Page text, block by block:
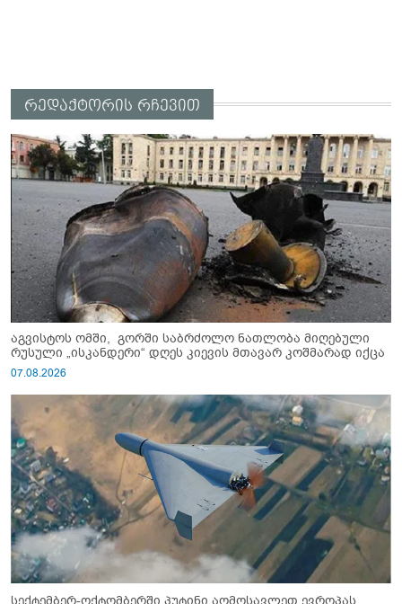
რედაქტორის რჩევით
აგვისტოს ომში, გორში საბრძოლო ნათლობა მიღებული
რუსული „ისკანდერი“ დღეს კიევის მთავარ კოშმარად იქცა
07.08.2026
სექტემბერ-ოქტომბერში პუტინი აღმოსავლეთ ევროპას